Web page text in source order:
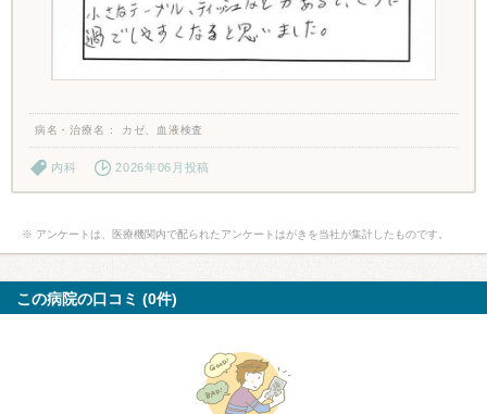
病名・治療名 カゼ、血液検査
内科 2026年06月投稿
※ アンケートは、医療機関内で配られたアンケートはがきを当社が集計したものです。
この病院の口コミ (0件)